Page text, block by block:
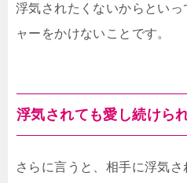
浮気されたくないからとい
ャーをかけないことです。
浮気されても愛し続けら
さらに言うと、相手に浮気